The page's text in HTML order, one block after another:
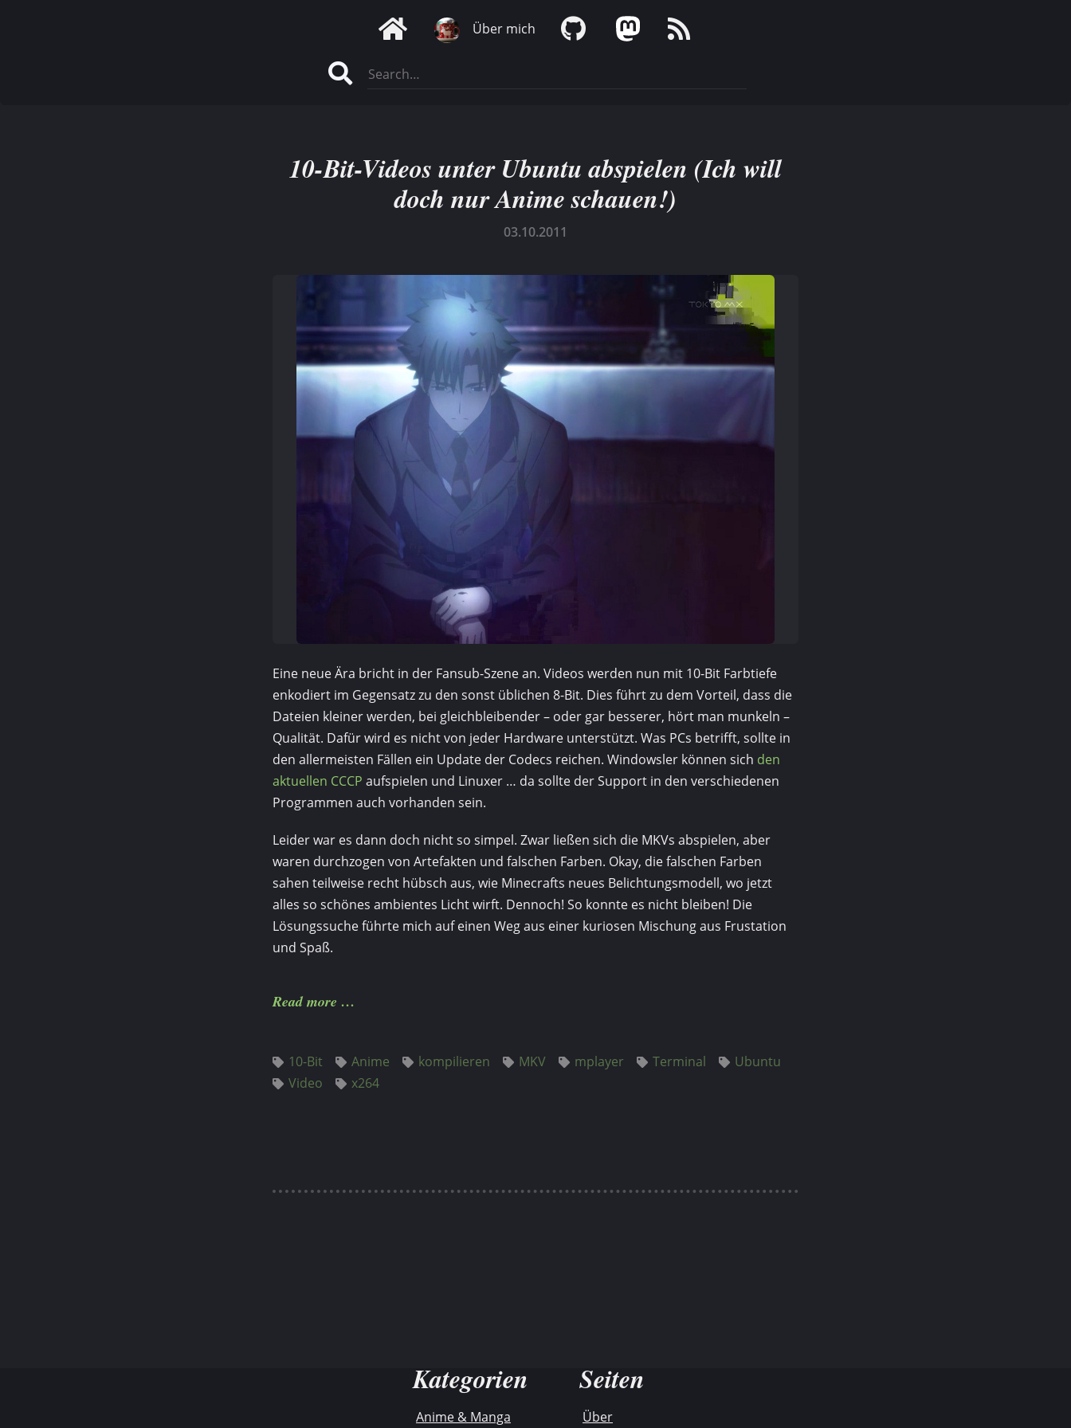
Über mich
10-Bit-Videos unter Ubuntu abspielen (Ich will
doch nur Anime schauen!)
03.10.2011
Eine neue Ära bricht in der Fansub-Szene an. Videos werden nun mit 10-Bit Farbtiefe
en­kodiert im Gegen­satz zu den sonst üblichen 8-Bit. Dies führt zu dem Vorteil, dass die
Dateien kleiner werden, bei gleich­bleibender – oder gar besserer, hört man munkeln –
Qualität. Dafür wird es nicht von jeder Hardware unterstützt. Was PCs betrifft, sollte in
den allermeisten Fällen ein Update der Codecs reichen. Windowsler können sich den
aktuellen CCCP aufspielen und Linuxer … da sollte der Support in den verschiedenen
Programmen auch vorhanden sein.
Leider war es dann doch nicht so simpel. Zwar ließen sich die MKVs abspielen, aber
waren durchzogen von Artefakten und falschen Farben. Okay, die falschen Farben
sahen teilweise recht hübsch aus, wie Minecrafts neues Belichtungsmodell, wo jetzt
alles so schönes ambient­es Licht wirft. Dennoch! So konnte es nicht bleiben! Die
Lösungssuche führte mich auf einen Weg aus einer kuriosen Mischung aus Frustation
und Spaß.
Read more
10-Bit Anime kompilieren MKV mplayer Terminal
Ubuntu
Video
x264
Kategorien
Anime & Manga
Seiten
Über